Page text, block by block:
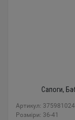
Сапоги,
Артикул:
Розміри: 36-41